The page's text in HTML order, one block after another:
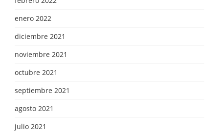
enero 2022
diciembre 2021
noviembre 2021
octubre 2021
septiembre 2021
agosto 2021
julio 2021